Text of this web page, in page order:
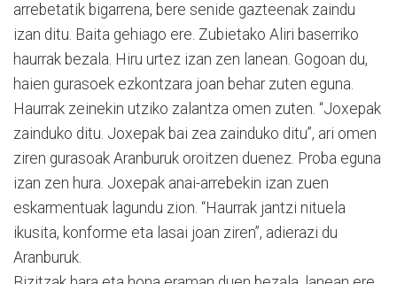
arrebetatik bigarrena, bere senide gazteenak zaindu
izan ditu. Baita gehiago ere. Zubietako Aliri baserriko
haurrak bezala. Hiru urtez izan zen lanean. Gogoan du,
haien gurasoek ezkontzara joan behar zuten eguna.
Haurrak zeinekin utziko zalantza omen zuten. “Joxepak
zainduko ditu. Joxepak bai zea zainduko ditu”, ari omen
ziren gurasoak Aranburuk oroitzen duenez. Proba eguna
izan zen hura. Joxepak anai-arrebekin izan zuen
eskarmentuak lagundu zion. “Haurrak jantzi nituela
ikusita, konforme eta lasai joan ziren”, adierazi du
Aranburuk.